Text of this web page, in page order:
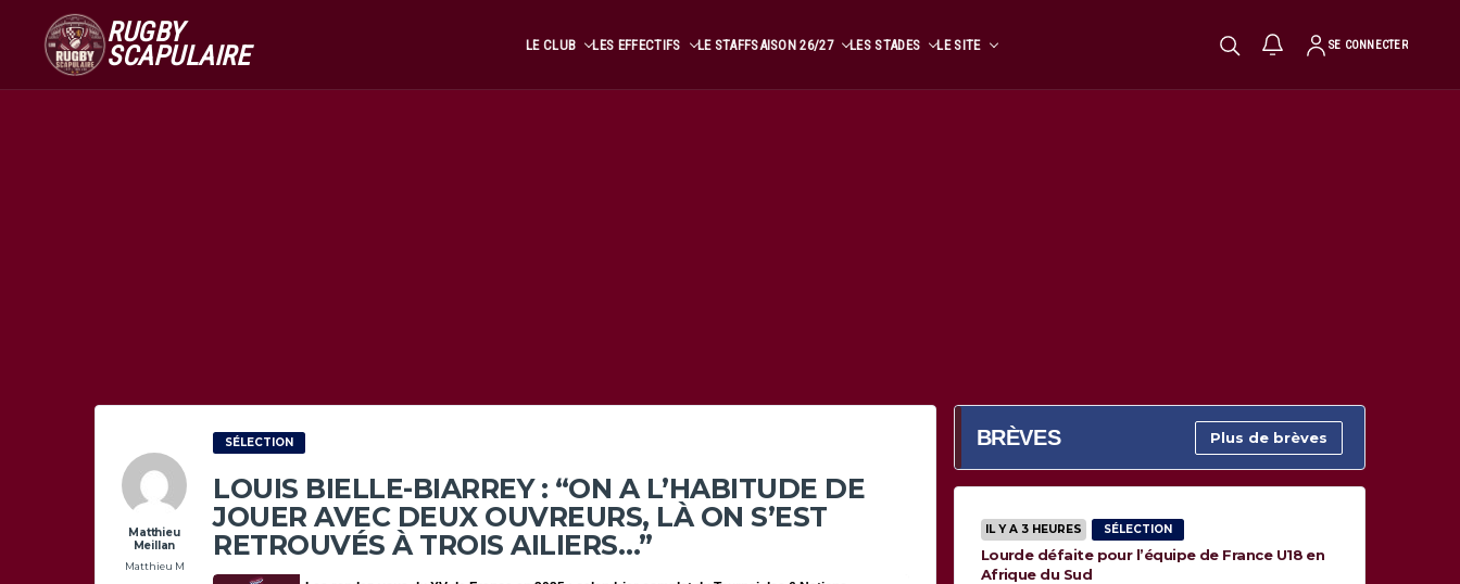
RUGBY
SCAPULAIRE LE CLUB LES EFFECTIFS LE STAFFSAISON 26/27 LES STADES LE SITE SE CONNECTER
Matthieu
Meillan
Matthieu M
SÉLECTION
LOUIS BIELLE-BIARREY : “ON A L’HABITUDE DE
JOUER AVEC DEUX OUVREURS, LÀ ON S’EST
RETROUVÉS À TROIS AILIERS…”
BRÈVES Plus de brèves
IL Y A 3 HEURES SÉLECTION
Lourde défaite pour l’équipe de France U18 en
Afrique du Sud